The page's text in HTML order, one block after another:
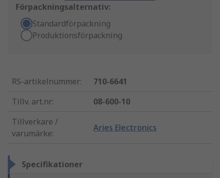
Förpackningsalternativ:
Standardförpackning
Produktionsförpackning
RS-artikelnummer:
710-6641
Tillv. art.nr:
08-600-10
Tillverkare /
varumärke:
Aries Electronics
Specifikationer